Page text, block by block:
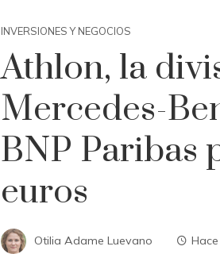
INVERSIONES Y NEGOCIOS
Athlon, la
Mercedes-
BNP Paribas
euros
Otilia Adame Luevano